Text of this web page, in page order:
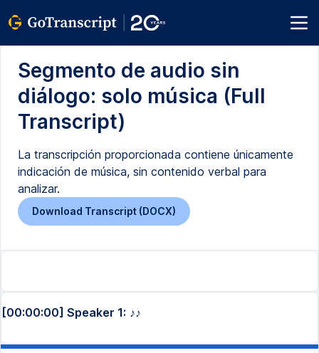
Segmento de audio sin
diálogo: solo música (Full
Transcript)
La transcripción proporcionada contiene únicamente
indicación de música, sin contenido verbal para
analizar.
Download Transcript (DOCX)
[00:00:00] Speaker 1: ♪♪